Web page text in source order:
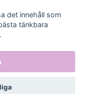
det innehåll som
tänkbara